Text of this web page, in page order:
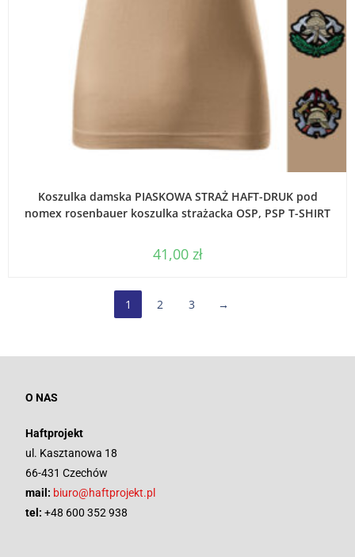
Koszulka damska PIASKOWA STRAŻ HAFT-DRUK pod
nomex rosenbauer koszulka strażacka OSP, PSP T-SHIRT
41,00 zł
1 2 3 →
O NAS
Haftprojekt
ul. Kasztanowa 18
66-431 Czechów
mail: biuro@haftprojekt.pl
tel: +48 600 352 938